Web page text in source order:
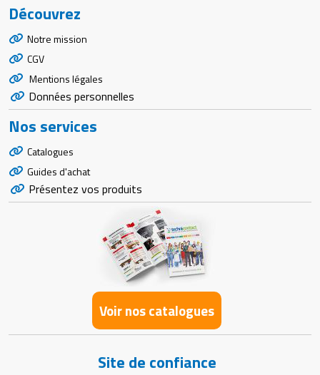
Découvrez
Notre mission
CGV
Mentions légales
Données personnelles
Nos services
Catalogues
Guides d'achat
Présentez vos produits
Voir nos catalogues
Site de confiance